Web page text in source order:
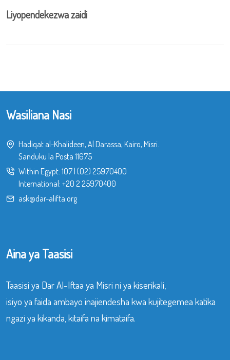
Liyopendekezwa zaidi
Wasiliana Nasi
Hadiqat al-Khalideen, Al Darassa, Kairo, Misri.
Sanduku la Posta 11675
Within Egypt: 107| (02) 25970400
International: +20 2 25970400
ask@dar-alifta.org
Aina ya Taasisi
Taasisi ya Dar Al-Iftaa ya Misri ni ya kiserikali,
isiyo ya faida ambayo inajiendesha kwa kujitegemea katika
ngazi ya kikanda, kitaifa na kimataifa.